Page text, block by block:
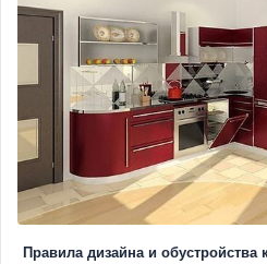
Правила дизайна и обустройства